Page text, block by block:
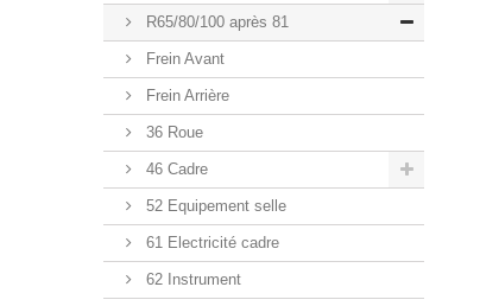
R65/80/100 après 81
Frein Avant
Frein Arrière
36 Roue
46 Cadre
52 Equipement selle
61 Electricité cadre
62 Instrument